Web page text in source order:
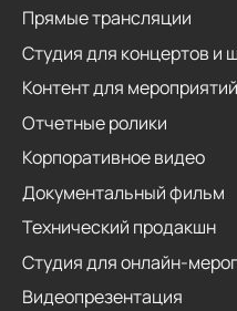
Прямые трансляции
Студия для концертов и
Контент для мероприятий
Отчетные ролики
Корпоративное видео
Документальный фильм
Технический продакшн
Студия для онлайн-
Видеопрезентация